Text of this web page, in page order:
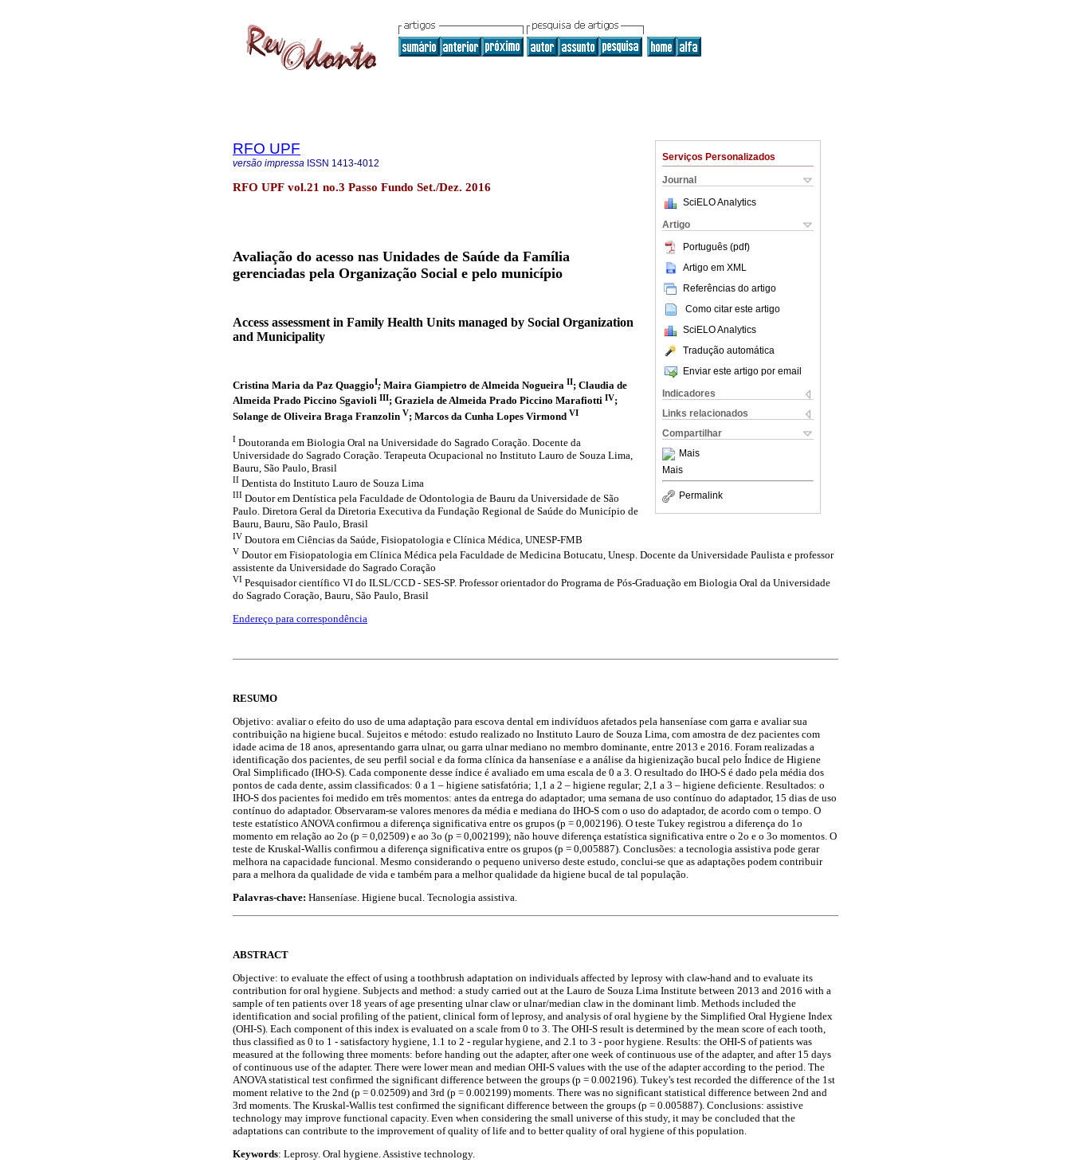
Serviços Personalizados
Journal
SciELO Analytics
Artigo
Português (pdf)
Artigo em XML
Referências do artigo
Como citar este artigo
SciELO Analytics
Tradução automática
Enviar este artigo por email
Indicadores
Links relacionados
Compartilhar
Mais
Mais
Permalink
RFO UPF
versão impressa ISSN 1413-4012
RFO UPF vol.21 no.3 Passo Fundo Set./Dez. 2016
Avaliação do acesso nas Unidades de Saúde da Família
gerenciadas pela Organização Social e pelo município
Access assessment in Family Health Units managed by Social Organization
and Municipality
Cristina Maria da Paz QuaggioI; Maira Giampietro de Almeida Nogueira II; Claudia de
Almeida Prado Piccino Sgavioli III; Graziela de Almeida Prado Piccino Marafiotti IV;
Solange de Oliveira Braga Franzolin V; Marcos da Cunha Lopes Virmond VI
I Doutoranda em Biologia Oral na Universidade do Sagrado Coração. Docente da
Universidade do Sagrado Coração. Terapeuta Ocupacional no Instituto Lauro de Souza Lima,
Bauru, São Paulo, Brasil
II Dentista do Instituto Lauro de Souza Lima
III Doutor em Dentística pela Faculdade de Odontologia de Bauru da Universidade de São
Paulo. Diretora Geral da Diretoria Executiva da Fundação Regional de Saúde do Município de
Bauru, Bauru, São Paulo, Brasil
IV Doutora em Ciências da Saúde, Fisiopatologia e Clínica Médica, UNESP-FMB
V Doutor em Fisiopatologia em Clínica Médica pela Faculdade de Medicina Botucatu, Unesp. Docente da Universidade Paulista e professor
assistente da Universidade do Sagrado Coração
VI Pesquisador científico VI do ILSL/CCD - SES-SP. Professor orientador do Programa de Pós-Graduação em Biologia Oral da Universidade
do Sagrado Coração, Bauru, São Paulo, Brasil
Endereço para correspondência
RESUMO
Objetivo: avaliar o efeito do uso de uma adaptação para escova dental em indivíduos afetados pela hanseníase com garra e avaliar sua
contribuição na higiene bucal. Sujeitos e método: estudo realizado no Instituto Lauro de Souza Lima, com amostra de dez pacientes com
idade acima de 18 anos, apresentando garra ulnar, ou garra ulnar mediano no membro dominante, entre 2013 e 2016. Foram realizadas a
identificação dos pacientes, de seu perfil social e da forma clínica da hanseníase e a análise da higienização bucal pelo Índice de Higiene
Oral Simplificado (IHO-S). Cada componente desse índice é avaliado em uma escala de 0 a 3. O resultado do IHO-S é dado pela média dos
pontos de cada dente, assim classificados: 0 a 1 – higiene satisfatória; 1,1 a 2 – higiene regular; 2,1 a 3 – higiene deficiente. Resultados: o
IHO-S dos pacientes foi medido em três momentos: antes da entrega do adaptador; uma semana de uso contínuo do adaptador, 15 dias de uso
contínuo do adaptador. Observaram-se valores menores da média e mediana do IHO-S com o uso do adaptador, de acordo com o tempo. O
teste estatístico ANOVA confirmou a diferença significativa entre os grupos (p = 0,002196). O teste Tukey registrou a diferença do 1o
momento em relação ao 2o (p = 0,02509) e ao 3o (p = 0,002199); não houve diferença estatística significativa entre o 2o e o 3o momentos. O
teste de Kruskal-Wallis confirmou a diferença significativa entre os grupos (p = 0,005887). Conclusões: a tecnologia assistiva pode gerar
melhora na capacidade funcional. Mesmo considerando o pequeno universo deste estudo, conclui-se que as adaptações podem contribuir
para a melhora da qualidade de vida e também para a melhor qualidade da higiene bucal de tal população.
Palavras-chave: Hanseníase. Higiene bucal. Tecnologia assistiva.
ABSTRACT
Objective: to evaluate the effect of using a toothbrush adaptation on individuals affected by leprosy with claw-hand and to evaluate its
contribution for oral hygiene. Subjects and method: a study carried out at the Lauro de Souza Lima Institute between 2013 and 2016 with a
sample of ten patients over 18 years of age presenting ulnar claw or ulnar/median claw in the dominant limb. Methods included the
identification and social profiling of the patient, clinical form of leprosy, and analysis of oral hygiene by the Simplified Oral Hygiene Index
(OHI-S). Each component of this index is evaluated on a scale from 0 to 3. The OHI-S result is determined by the mean score of each tooth,
thus classified as 0 to 1 - satisfactory hygiene, 1.1 to 2 - regular hygiene, and 2.1 to 3 - poor hygiene. Results: the OHI-S of patients was
measured at the following three moments: before handing out the adapter, after one week of continuous use of the adapter, and after 15 days
of continuous use of the adapter. There were lower mean and median OHI-S values with the use of the adapter according to the period. The
ANOVA statistical test confirmed the significant difference between the groups (p = 0.002196). Tukey's test recorded the difference of the 1st
moment relative to the 2nd (p = 0.02509) and 3rd (p = 0.002199) moments. There was no significant statistical difference between 2nd and
3rd moments. The Kruskal-Wallis test confirmed the significant difference between the groups (p = 0.005887). Conclusions: assistive
technology may improve functional capacity. Even when considering the small universe of this study, it may be concluded that the
adaptations can contribute to the improvement of quality of life and to better quality of oral hygiene of this population.
Keywords: Leprosy. Oral hygiene. Assistive technology.